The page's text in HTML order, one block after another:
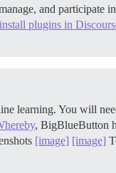
and participate
plugins in
learning. You will
, BigBlueButton
[image] [image]